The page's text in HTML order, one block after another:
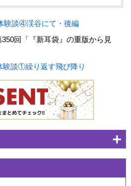
験談④渓谷にて・後編
350回「『新耳袋』の重版から見
験談①繰り返す飛び降り